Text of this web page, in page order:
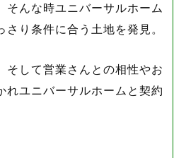
そんな時ユニバーサルホーム
り条件に合う土地を発見。
そして営業さんとの相性やお
れユニバーサルホームと契約